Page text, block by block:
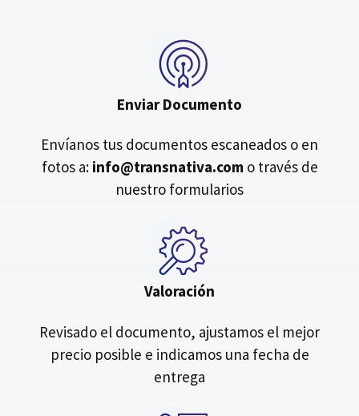
Enviar Documento
Envíanos tus documentos escaneados o en
fotos a: info@transnativa.como través de
nuestro formularios
Valoración
Revisado el documento, ajustamos el mejor
precio posible e indicamos una fecha de
entrega